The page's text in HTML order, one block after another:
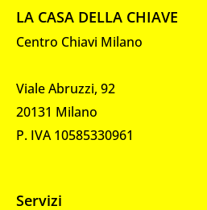
LA CASA DELLA CHIAVE
Centro Chiavi Milano
Viale Abruzzi, 92
20131 Milano
P. IVA 10585330961
Servizi